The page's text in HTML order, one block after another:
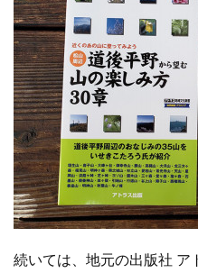
続いては、地元の出版社